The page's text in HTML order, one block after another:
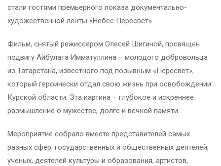
стали гостями премьерного показа документально-
художественной ленты «Небес Пересвет».
Фильм, снятый режиссером Олесей Шигиной, посвящен
подвигу Айбулата Имматуллина – молодого добровольца
из Татарстана, известного под позывным «Пересвет»,
который героически отдал свою жизнь при освобождении
Курской области. Эта картина – глубокое и искреннее
размышление о мужестве, долге и вечной памяти.
Мероприятие собрало вместе представителей самых
разных сфер: государственных и общественных деятелей,
ученых, деятелей культуры и образования, артистов,